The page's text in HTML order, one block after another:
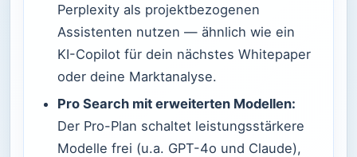
Perplexity als projektbezogenen
Assistenten nutzen — ähnlich wie ein
KI-Copilot für dein nächstes Whitepaper
oder deine Marktanalyse.
Pro Search mit erweiterten Modellen:
Der Pro-Plan schaltet leistungsstärkere
Modelle frei (u.a. GPT-4o und Claude),